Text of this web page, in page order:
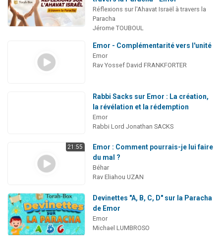
Réflexions sur l'Ahavat Israël à travers la
Paracha
Jérome TOUBOUL
Emor - Complémentarité vers l'unité
Emor
Rav Yossef David FRANKFORTER
Rabbi Sacks sur Emor : La création,
la révélation et la rédemption
Emor
Rabbi Lord Jonathan SACKS
21:55
Emor : Comment pourrais-je lui faire
du mal ?
Béhar
Rav Eliahou UZAN
Devinettes "A, B, C, D" sur la Paracha
de Emor
Emor
Michael LUMBROSO